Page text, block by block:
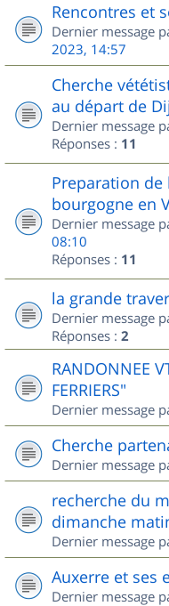
Rencontres et
Dernier message
2023, 14:57
Cherche
au départ de
Dernier message
Réponses : 11
Preparation de
bourgogne en
Dernier message
08:10
Réponses : 11
la grande
Dernier message
Réponses : 2
RANDONNEE
FERRIERS"
Dernier message
Cherche
Dernier message
recherche du
dimanche
Dernier message
Auxerre et ses
Dernier message